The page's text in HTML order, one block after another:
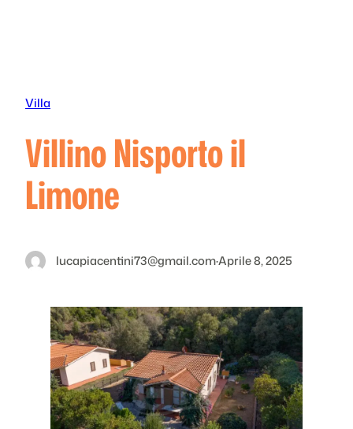
Villa
Villino Nisporto il
Limone
lucapiacentini73@gmail.com·Aprile 8, 2025